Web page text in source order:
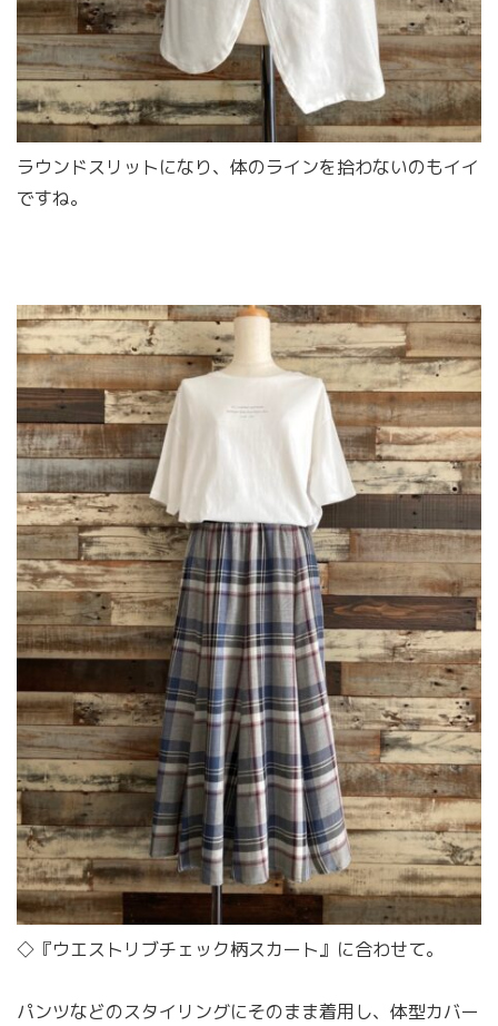
ラウンドスリットになり、体のラインを拾わないのもイイ
ですね。
◇『ウエストリブチェック柄スカート』に合わせて。
パンツなどのスタイリングにそのまま着用し、体型カバー